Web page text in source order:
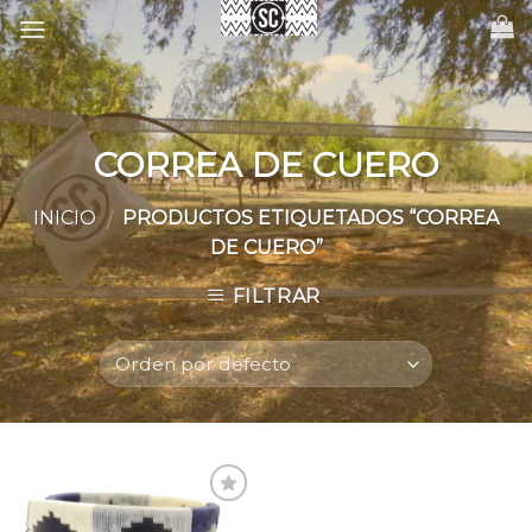
Skip
to
content
CORREA DE CUERO
INICIO /
PRODUCTOS ETIQUETADOS “CORREA
DE CUERO”
FILTRAR
Agregar